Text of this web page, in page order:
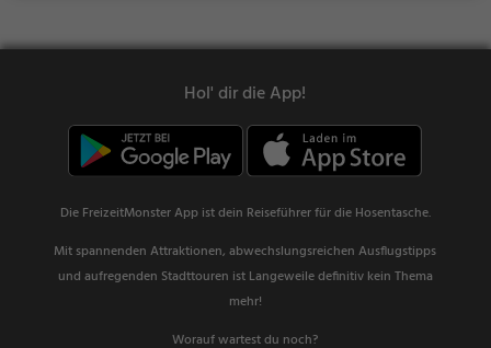
Hol' dir die App!
Die FreizeitMonster App ist dein Reiseführer für die Hosentasche.
Mit spannenden Attraktionen, abwechslungsreichen Ausflugstipps
und aufregenden Stadttouren ist Langeweile definitiv kein Thema
mehr!
Worauf wartest du noch?